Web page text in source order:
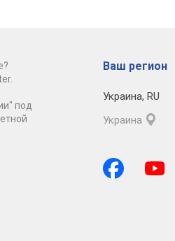
под
Ваш регион
Украина, RU
Украина